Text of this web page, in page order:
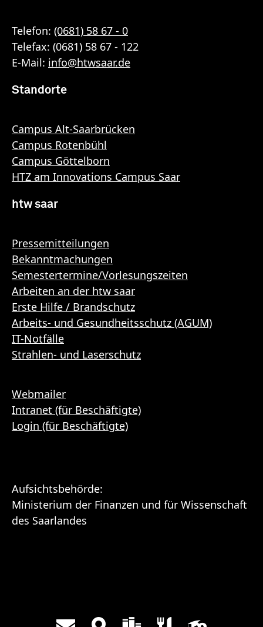
Telefon: (0681) 58 67 - 0
Telefax: (0681) 58 67 - 122
E-Mail: info@htwsaar.de
Standorte
Campus Alt-Saarbrücken
Campus Rotenbühl
Campus Göttelborn
HTZ am Innovations Campus Saar
htw saar
Pressemitteilungen
Bekanntmachungen
Semestertermine/Vorlesungszeiten
Arbeiten an der htw saar
Erste Hilfe / Brandschutz
Arbeits- und Gesundheitsschutz (AGUM)
IT-Notfälle
Strahlen- und Laserschutz
Webmailer
Intranet (für Beschäftigte)
Login (für Beschäftigte)
Aufsichtsbehörde:
Ministerium der Finanzen und für Wissenschaft
des Saarlandes